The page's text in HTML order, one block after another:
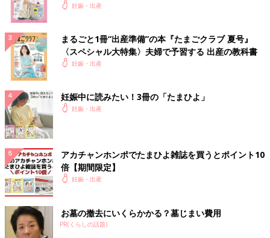
なるべく声を出さないようにしつつ、とめどなく押し寄せる陣痛
の波と闘っていたのですが、
助産師さんから、「痛かったら叫んでもいいわよ。」と言われた
ので、めいっぱい叫んだところ…。
轟く（とどろく）猛獣のよう…
というより、
デスメタルバンドのボーカルみたいになっていました。
妊娠・出産
まるごと1冊“出産準備”の本『たまごクラブ 夏号』
〈スペシャル大特集〉夫婦で予習する 出産の教科書
妊娠・出産
妊娠中に読みたい！3冊の「たまひよ」
妊娠・出産
アカチャンホンポでたまひよ雑誌を買うとポイント10
倍【期間限定】
妊娠・出産
お墓の撤去にいくらかかる？墓じまい費用
PR(くらしの話題)